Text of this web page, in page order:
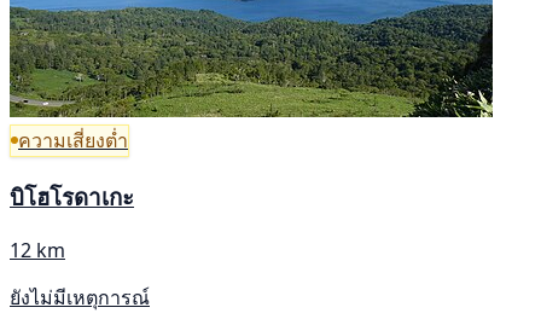
ความเสี่ยงต่ำ
บิโฮโรดาเกะ
12 km
ยังไม่มีเหตุการณ์